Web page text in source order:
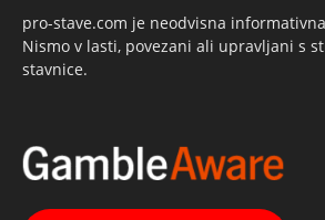
pro-stave.com je neodvisna
Nismo v lasti, povezani ali upravljani s
stavnice.